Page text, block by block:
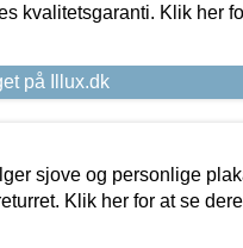
kvalitetsgaranti. Klik her
på Illux.dk
sjove og personlige
Klik her for at se